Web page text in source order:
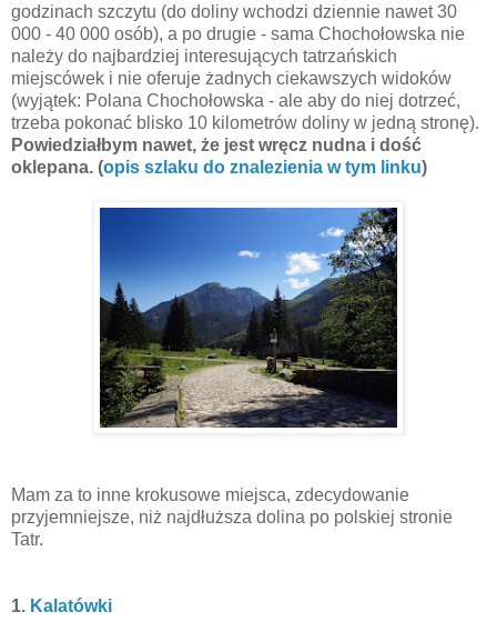
godzinach szczytu (do doliny wchodzi dziennie nawet 30
000 - 40 000 osób), a po drugie - sama Chochołowska nie
należy do najbardziej interesujących tatrzańskich
miejscówek i nie oferuje żadnych ciekawszych widoków
(wyjątek: Polana Chochołowska - ale aby do niej dotrzeć,
trzeba pokonać blisko 10 kilometrów doliny w jedną stronę).
Powiedziałbym nawet, że jest wręcz nudna i dość
oklepana. (opis szlaku do znalezienia w tym linku)
Mam za to inne krokusowe miejsca, zdecydowanie
przyjemniejsze, niż najdłuższa dolina po polskiej stronie
Tatr.
1. Kalatówki